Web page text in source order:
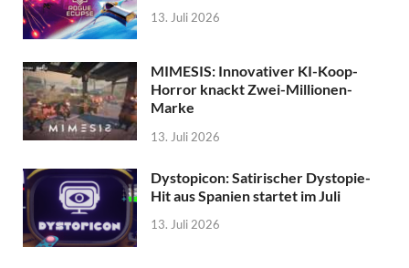
13. Juli 2026
MIMESIS: Innovativer KI-Koop-
Horror knackt Zwei-Millionen-
Marke
13. Juli 2026
Dystopicon: Satirischer Dystopie-
Hit aus Spanien startet im Juli
13. Juli 2026